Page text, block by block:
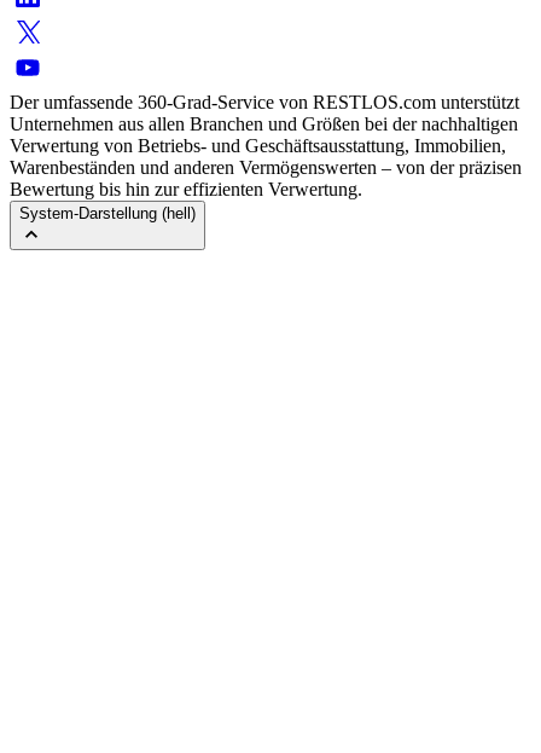
Der umfassende 360-Grad-Service von RESTLOS.com unterstützt
Unternehmen aus allen Branchen und Größen bei der nachhaltigen
Verwertung von Betriebs- und Geschäftsausstattung, Immobilien,
Warenbeständen und anderen Vermögenswerten – von der präzisen
Bewertung bis hin zur effizienten Verwertung.
System-Darstellung (hell)